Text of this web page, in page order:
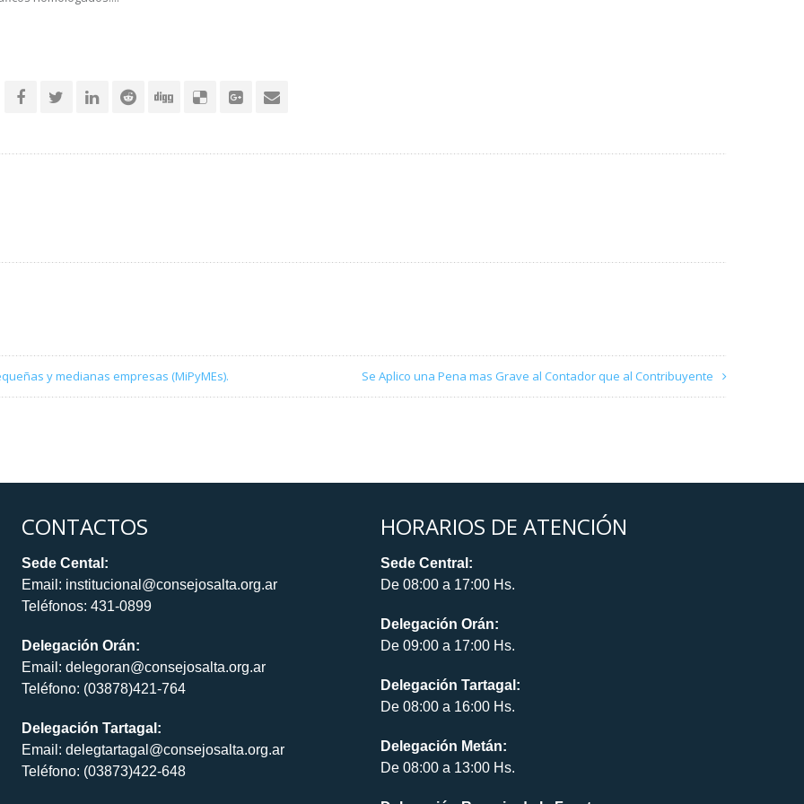
y medianas empresas (MiPyMEs). Se Aplico una Pena mas Grave al Contador que al Contribuyente
CONTACTOS
Sede Cental:
Email: institucional@consejosalta.org.ar
Teléfonos: 431-0899
Delegación Orán:
Email: delegoran@consejosalta.org.ar
Teléfono: (03878)421-764
Delegación Tartagal:
Email: delegtartagal@consejosalta.org.ar
Teléfono: (03873)422-648
HORARIOS DE ATENCIÓN
Sede Central:
De 08:00 a 17:00 Hs.
Delegación Orán:
De 09:00 a 17:00 Hs.
Delegación Tartagal:
De 08:00 a 16:00 Hs.
Delegación Metán:
De 08:00 a 13:00 Hs.